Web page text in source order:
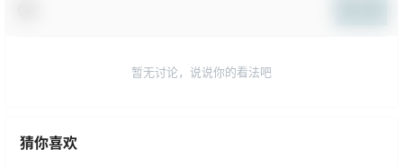
暂无讨论，说说你的看法吧
猜你喜欢